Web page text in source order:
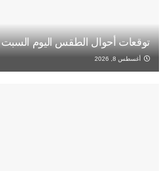
توقعات أحوال الطقس اليوم السبت
أغسطس 8, 2026